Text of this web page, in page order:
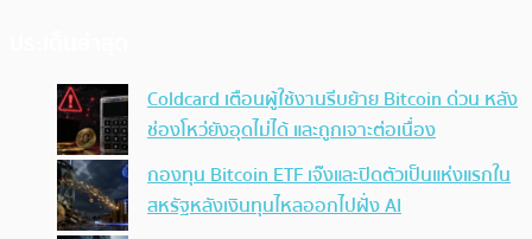
Coldcard เตือนผู้ใช้งานรีบย้าย Bitcoin ด่วน หลัง
ช่องโหว่ยังอุดไม่ได้ และถูกเจาะต่อเนื่อง
กองทุน Bitcoin ETF เจ๊งและปิดตัวเป็นแห่งแรกใน
สหรัฐหลังเงินทุนไหลออกไปฝั่ง AI